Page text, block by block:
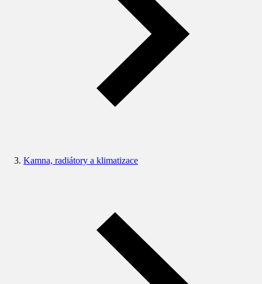
Kamna, radiátory a klimatizace